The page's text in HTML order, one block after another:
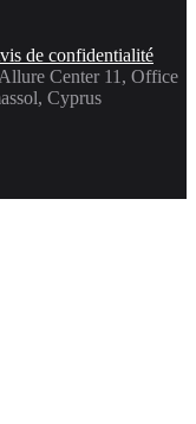
de confidentialité
Center 11, Office
Cyprus